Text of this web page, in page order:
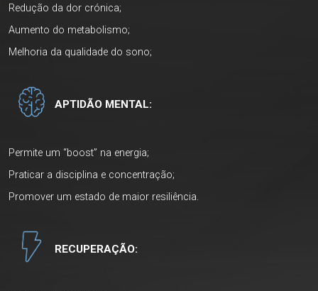
Redução da dor crónica;
Aumento do metabolismo;
Melhoria da qualidade do sono;
APTIDÃO MENTAL:
Permite um “boost” na energia;
Praticar a disciplina e concentração;
Promover um estado de maior resiliência.
RECUPERAÇÃO: